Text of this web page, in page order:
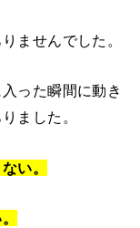
ませんでした。
った瞬間に動き
ました。
い。